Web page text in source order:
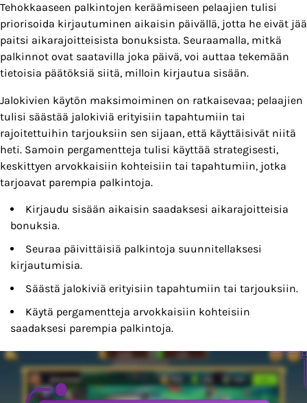
Tehokkaaseen palkintojen keräämiseen pelaajien tulisi
priorisoida kirjautuminen aikaisin päivällä, jotta he eivät jää
paitsi aikarajoitteisista bonuksista. Seuraamalla, mitkä
palkinnot ovat saatavilla joka päivä, voi auttaa tekemään
tietoisia päätöksiä siitä, milloin kirjautua sisään.
Jalokivien käytön maksimoiminen on ratkaisevaa; pelaajien
tulisi säästää jalokiviä erityisiin tapahtumiin tai
rajoitettuihin tarjouksiin sen sijaan, että käyttäisivät niitä
heti. Samoin pergamentteja tulisi käyttää strategisesti,
keskittyen arvokkaisiin kohteisiin tai tapahtumiin, jotka
tarjoavat parempia palkintoja.
Kirjaudu sisään aikaisin saadaksesi aikarajoitteisia
bonuksia.
Seuraa päivittäisiä palkintoja suunnitellaksesi
kirjautumisia.
Säästä jalokiviä erityisiin tapahtumiin tai tarjouksiin.
Käytä pergamentteja arvokkaisiin kohteisiin
saadaksesi parempia palkintoja.